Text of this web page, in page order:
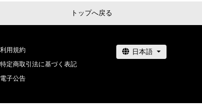
トップへ戻る
利用規約
特定商取引法に基づく表記
電子公告